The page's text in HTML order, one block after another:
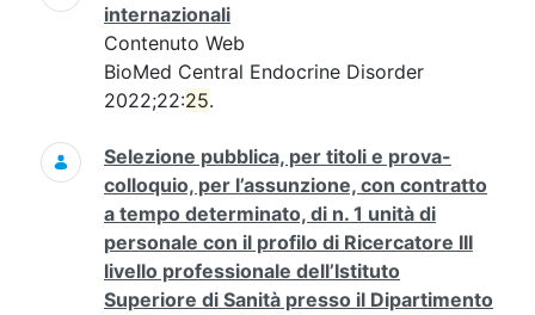
internazionali
Contenuto Web
BioMed Central Endocrine Disorder
2022;22:25.
Selezione pubblica, per titoli e prova-
colloquio, per l’assunzione, con contratto
a tempo determinato, di n. 1 unità di
personale con il profilo di Ricercatore III
livello professionale dell’Istituto
Superiore di Sanità presso il Dipartimento